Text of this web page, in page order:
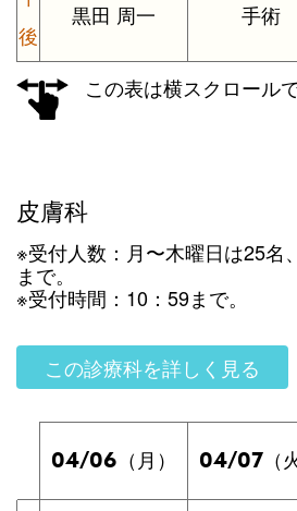
後
黒田 周一 手術
この表は横スクロール
皮膚科
※受付人数：月〜木曜日は25名
まで。
※受付時間：10：59まで。
この診療科を詳しく見る
04/06 （月） 04/07 （